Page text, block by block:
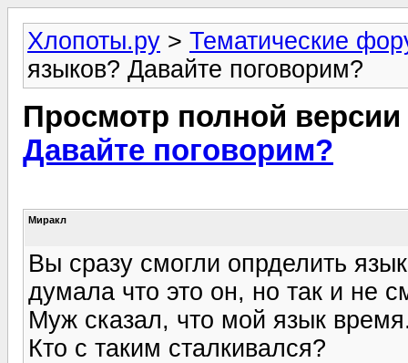
Хлопоты.ру > Тематические
языков? Давайте поговорим?
Просмотр полной
Давайте поговорим?
Миракл
Вы сразу смогли опрделить
думала что это он, но так и не
Муж сказал, что мой язык
Кто с таким сталкивался?